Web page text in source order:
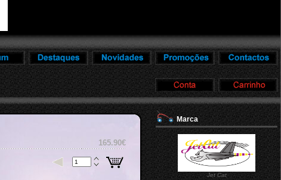
165.90€
Marca
Jet Cat